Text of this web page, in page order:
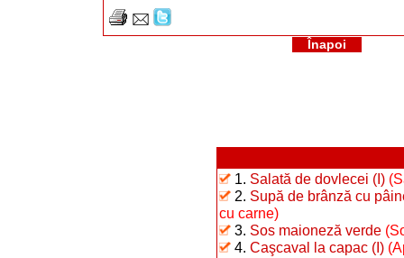
Înapoi
1. Salată de dovlecei (I)
2. Supă de brânză cu
cu carne)
3. Sos maioneză verde
4. Caşcaval la capac (I)